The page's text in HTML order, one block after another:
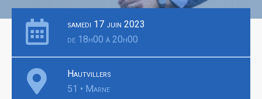
samedi 17 juin 2023
de 18h00 à 20h00
Hautvillers
51 • Marne